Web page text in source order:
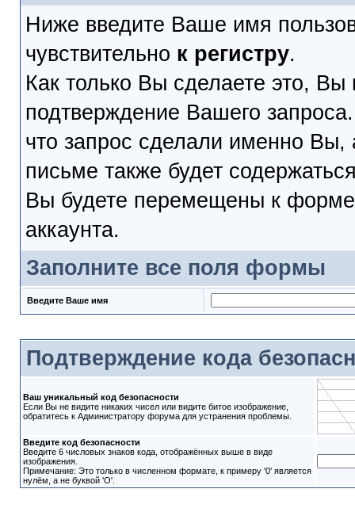
Ниже введите Ваше имя
чувствительно к регистру.
Как только Вы сделаете это,
подтверждение Вашего
что запрос сделали именно
письме также будет
Вы будете перемещены к
аккаунта.
Заполните все поля формы
Введите Ваше имя
Подтверждение кода
Ваш уникальный код безопасности
Если Вы не видите никаких чисел или видите битое изображение,
обратитесь к Администратору форума для устранения проблемы.
Введите код безопасности
Введите 6 числовых знаков кода, отображённых выше в виде
изображения.
Примечание: Это только в численном формате, к примеру '0' является
нулём, а не буквой 'O'.